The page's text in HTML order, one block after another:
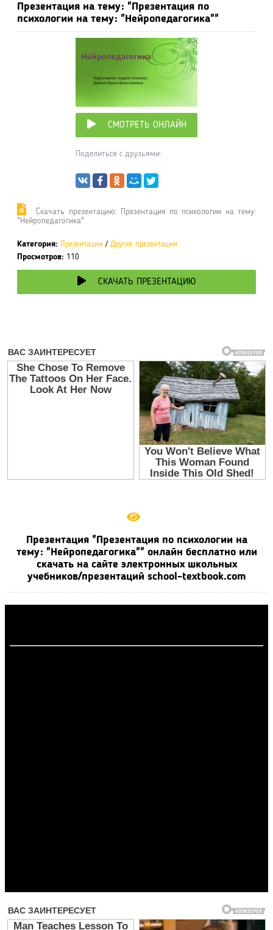
Презентация на тему: "Презентация по
психологии на тему: "Нейропедагогика""
СМОТРЕТЬ ОНЛАЙН
Поделиться с друзьями:
Cкачать презентацию: Презентация по психологии на тему:
"Нейропедагогика"
Категория: Презентации / Другие презентации
Просмотров: 110
СКАЧАТЬ ПРЕЗЕНТАЦИЮ
Презентация "Презентация по психологии на
тему: "Нейропедагогика"" онлайн бесплатно или
скачать на сайте электронных школьных
учебников/презентаций school-textbook.com